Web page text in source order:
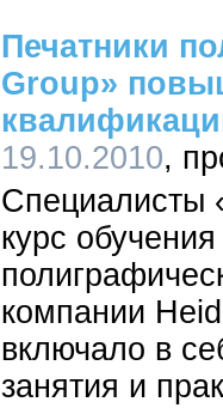
Печатники
Group»
19.10.2010
Специалисты
курс
компании
включало в
занятия и